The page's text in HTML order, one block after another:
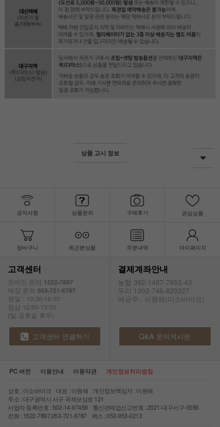
상품 고시 정보
공지사항 상품문의 구매후기 관심상품
장바구니 최근본상품 주문내역 마이페이지
고객센터
온라인 문의 1522-7897
매장 문의 053-721-6787
평일 : 10:30-16:30
점심 12:00-13:00
(일.공휴일 휴무)
결제계좌안내
농협 352-1487-7653-43
우리 1002-746-829227
예금주 : 이원해(미소바이크)
고객센터 연결하기 Q&A 문의게시판
PC 버전 이용안내 이용약관 개인정보처리방침
상호 : 미소바이크 대표 : 이원해 개인정보책임자 : 이원해
주소 : 대구광역시 서구 국채보상로 121
사업자 등록번호 : 502-14-97459 통신판매업신고번호 : 2021-대구서구-0556
전화 : 1522-7897,053-721-6787 팩스 : 053-953-0213